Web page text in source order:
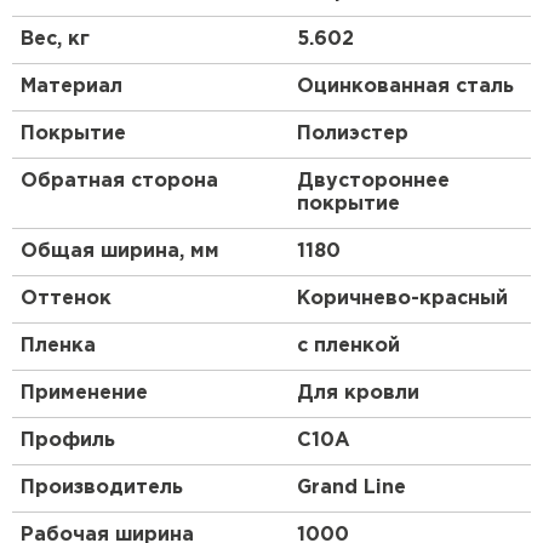
Получаются они после проката на оборудовании,
их высота и форма зависят от назначения и типа
стройматериала.
Профлист, изготовленный по всем стандартам,
имеет нескольких слоев:
основа из низколегированной стали;
цинковый слой;
обработка антикоррозийным составом;
состоящим из смеси синтетических смол и
пластмассы.
Вес, кг 5.602
Материал Оцинкованная сталь
Покрытие Полиэстер
Обратная сторона
Двустороннее
покрытие
Общая ширина, мм 1180
Оттенок Коричнево-красный
Пленка с пленкой
Применение Для кровли
Профиль C10A
Производитель Grand Line
Рабочая ширина 1000